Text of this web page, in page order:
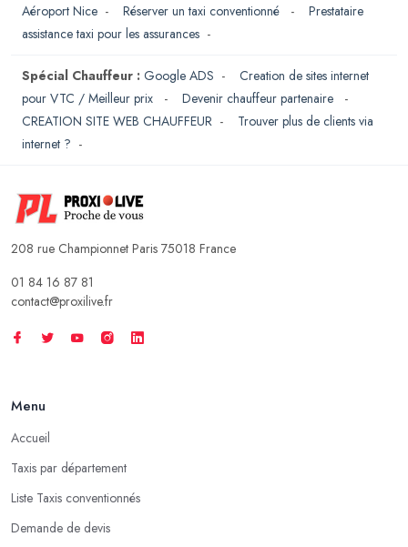
Aéroport Nice - Réserver un taxi conventionné - Prestataire
assistance taxi pour les assurances -
Spécial Chauffeur : Google ADS - Creation de sites internet
pour VTC / Meilleur prix
- Devenir chauffeur partenaire
-
CREATION SITE WEB CHAUFFEUR - Trouver plus de clients via
internet ? -
208 rue Championnet Paris 75018 France
01 84 16 87 81
contact@proxilive.fr
Menu
Accueil
Taxis par département
Liste Taxis conventionnés
Demande de devis